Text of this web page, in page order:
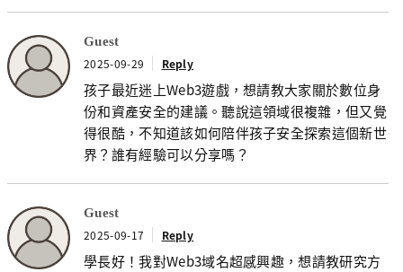
Guest
2025-09-29 Reply
孩子最近迷上Web3遊戲，想請教大家關於數位身
份和資產安全的建議。聽說這領域很複雜，但又覺
得很酷，不知道該如何陪伴孩子安全探索這個新世
界？誰有經驗可以分享嗎？
Guest
2025-09-17 Reply
學長好！我對Web3域名超感興趣，想請教研究方